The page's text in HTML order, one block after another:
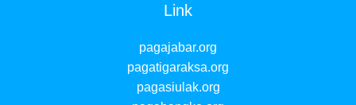
Link
pagajabar.org
pagatigaraksa.org
pagasiulak.org